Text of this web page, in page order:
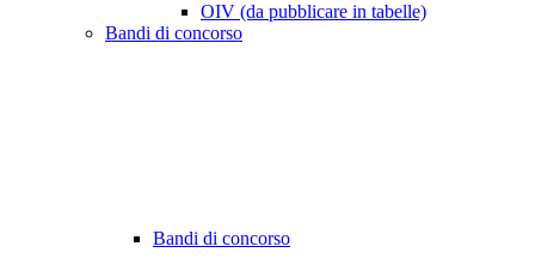
OIV (da pubblicare in tabelle)
Bandi di concorso
Bandi di concorso